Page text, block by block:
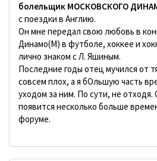
болельщик МОСКОВСКОГО
с поездки в Англию.
Он мне передал свою любовь в
Динамо(М) в футболе, хоккее и
лично знаком с Л. Яшиным.
Последние годы отец мучился от
совсем плох, а я бОльшую часть
уходом за ним. По сути, не отходя.
появится несколько больше
форуме.